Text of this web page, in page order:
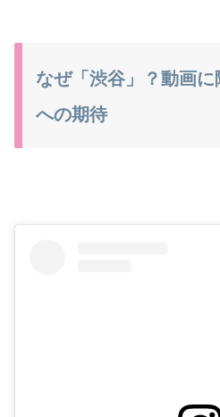
なぜ「渋谷」？動画
への期待